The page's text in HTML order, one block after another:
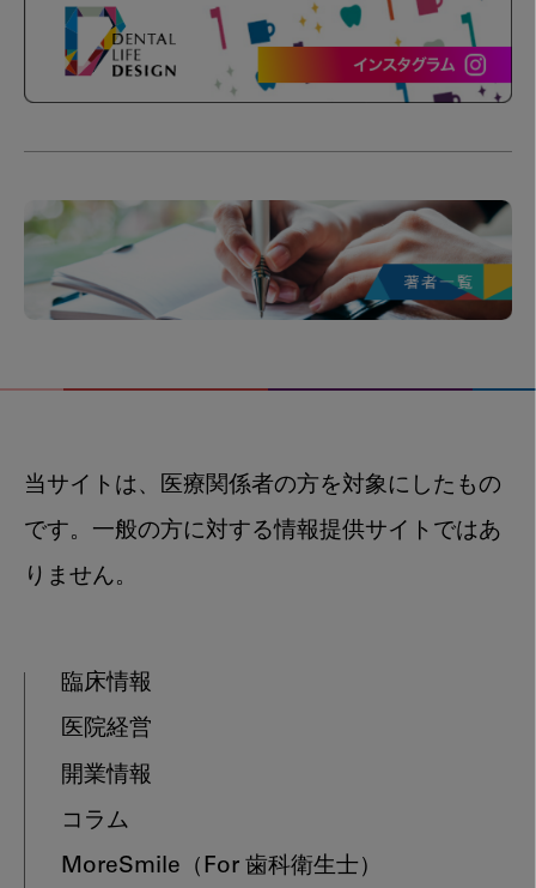
当サイトは、医療関係者の方を対象にしたもの
です。一般の方に対する情報提供サイトではあ
りません。
臨床情報
医院経営
開業情報
コラム
MoreSmile （For 歯科衛生士）